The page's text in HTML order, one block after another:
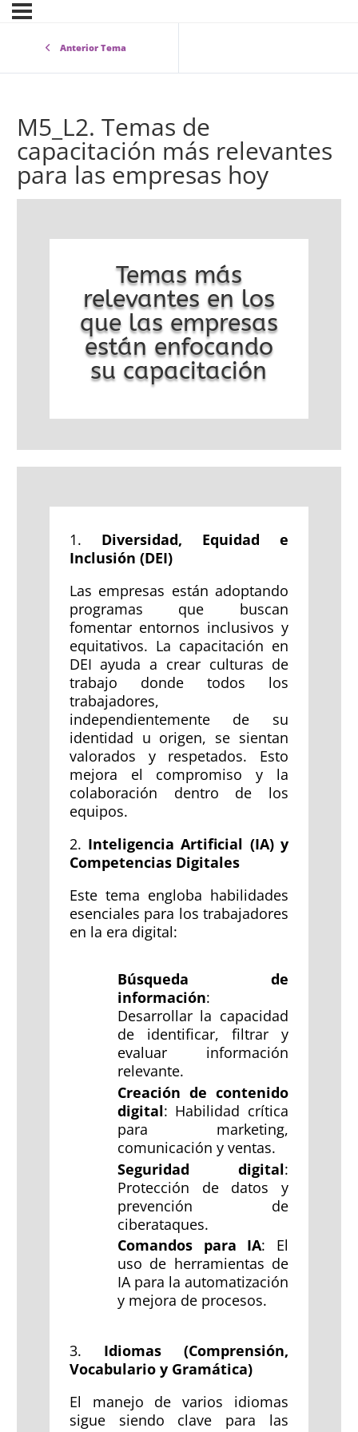
Anterior Tema
M5_L2. Temas de
capacitación más relevantes
para las empresas hoy
Temas más
relevantes en los
que las empresas
están enfocando
su capacitación
1. Diversidad, Equidad e
Inclusión (DEI)
Las empresas están adoptando
programas que buscan
fomentar entornos inclusivos y
equitativos. La capacitación en
DEI ayuda a crear culturas de
trabajo donde todos los
trabajadores,
independientemente de su
identidad u origen, se sientan
valorados y respetados. Esto
mejora el compromiso y la
colaboración dentro de los
equipos.
2. Inteligencia Artificial (IA) y
Competencias Digitales
Este tema engloba habilidades
esenciales para los trabajadores
en la era digital:
Búsqueda de
información:
Desarrollar la capacidad
de identificar, filtrar y
evaluar información
relevante.
Creación de contenido
digital: Habilidad crítica
para marketing,
comunicación y ventas.
Seguridad digital:
Protección de datos y
prevención de
ciberataques.
Comandos para IA: El
uso de herramientas de
IA para la automatización
y mejora de procesos.
3. Idiomas (Comprensión,
Vocabulario y Gramática)
El manejo de varios idiomas
sigue siendo clave para las